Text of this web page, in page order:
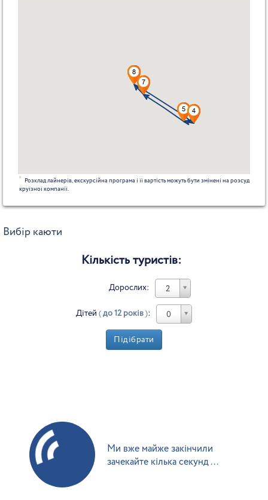
*
Розклад лайнерів, екскурсійна програма і її вартість можуть бути змінені на розсуд
круїзної компанії.
Вибір каюти
Кількість туристів:
Дорослих: 2
Дітей (до 12 років): 0
Підібрати
Ми вже майже закінчили
зачекайте кілька секунд ...